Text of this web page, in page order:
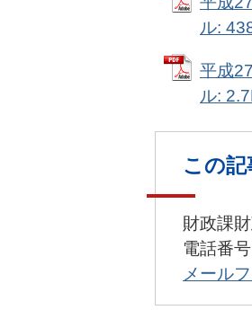
ル:
平成
ル:
この
財政課
電話番
メール